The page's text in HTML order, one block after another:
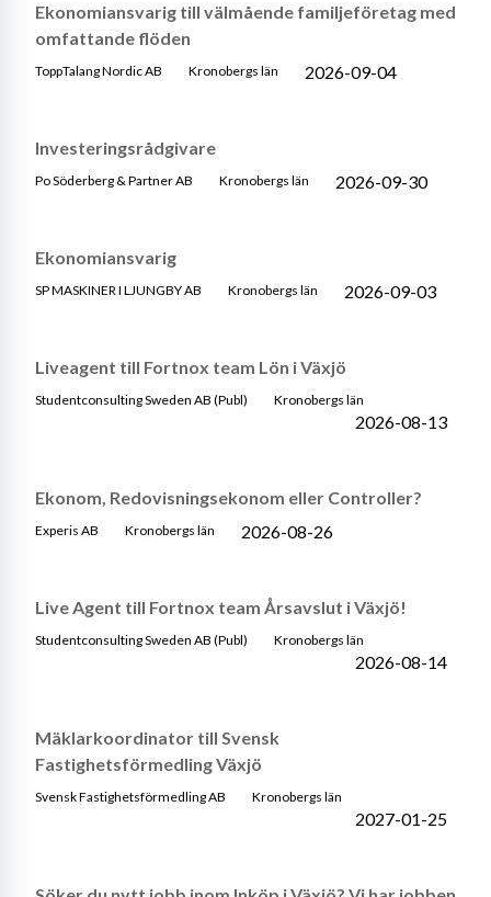
Ekonomiansvarig till välmående familjeföretag med
omfattande flöden
ToppTalang Nordic AB Kronobergs län 2026-09-04
Investeringsrådgivare
Po Söderberg & Partner AB Kronobergs län 2026-09-30
Ekonomiansvarig
SP MASKINER I LJUNGBY AB Kronobergs län 2026-09-03
Liveagent till Fortnox team Lön i Växjö
Studentconsulting Sweden AB (Publ) Kronobergs län
2026-08-13
Ekonom, Redovisningsekonom eller Controller?
Experis AB Kronobergs län 2026-08-26
Live Agent till Fortnox team Årsavslut i Växjö!
Studentconsulting Sweden AB (Publ) Kronobergs län
2026-08-14
Mäklarkoordinator till Svensk
Fastighetsförmedling Växjö
Svensk Fastighetsförmedling AB Kronobergs län
2027-01-25